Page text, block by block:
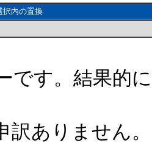
択内の置換
です。結果的
訳ありません